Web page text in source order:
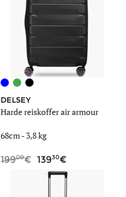
DELSEY
Harde reiskoffer air armour
68cm - 3,8 kg
19900 13930